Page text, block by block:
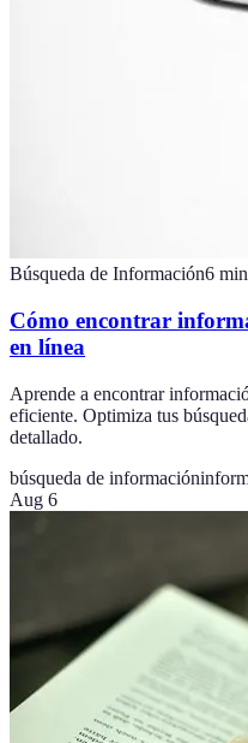
Búsqueda de Información6 min
Cómo encontrar
en línea
Aprende a encontrar
eficiente. Optimiza tus
detallado.
búsqueda de información
Aug 6